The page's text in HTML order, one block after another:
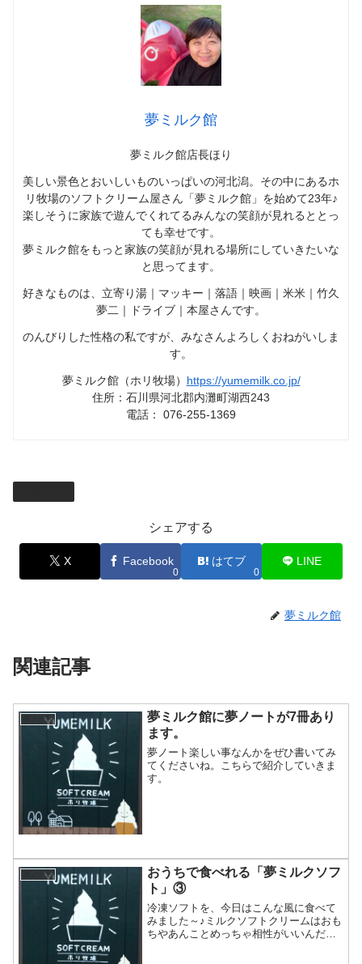
夢ミルク館
夢ミルク館店長ほり
美しい景色とおいしいものいっぱいの河北潟。その中にあるホ
リ牧場のソフトクリーム屋さん「夢ミルク館」を始めて23年♪
楽しそうに家族で遊んでくれてるみんなの笑顔が見れるととっ
ても幸せです。
夢ミルク館をもっと家族の笑顔が見れる場所にしていきたいな
と思ってます。
好きなものは、立寄り湯｜マッキー｜落語｜映画｜米米｜竹久
夢二｜ドライブ｜本屋さんです。
のんびりした性格の私ですが、みなさんよろしくおねがいしま
す。
夢ミルク館（ホリ牧場） https://yumemilk.co.jp/
住所：石川県河北郡内灘町湖西243
電話： 076-255-1369
シェアする
X Facebook
0
はてブ
0
LINE
夢ミルク館
関連記事
夢ノート
夢ミルク館に夢ノートが7冊あり
ます。
夢ノート楽しい事なんかをぜひ書いてみ
てくださいね。こちらで紹介していきま
す。
夢ノート
おうちで食べれる「夢ミルクソフ
ト」③
冷凍ソフトを、今日はこんな風に食べて
みました～♪ミルクソフトクリームはおも
ちやあんことめっちゃ相性がいいんだな